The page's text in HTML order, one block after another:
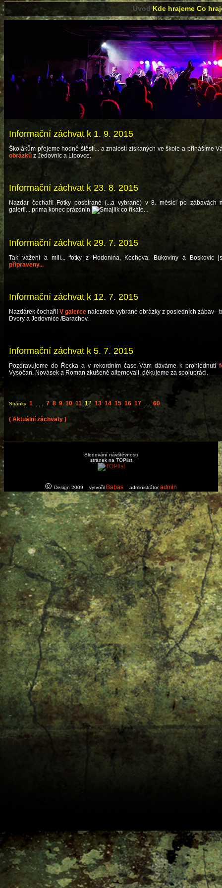
Úvod Kde hrajeme Co
Informační záchvat k 1. 9. 2015
Školákům přejeme hodně štěstí... a znalostí získaných ve škole a přinášíme
obrázků z Jedovnic a Lipovce.
Informační záchvat k 23. 8. 2015
Nazdar čochaři! Fotky posbírané (...a vybrané) v 8. měsíci po zábavách
galerii... prima konec prázdnin
co říkáte...
Informační záchvat k 29. 7. 2015
Tak vážení a milí... fotky z Hodonína, Kochova, Bukoviny a Boskovic
připraveny...
Informační záchvat k 12. 7. 2015
Nazdárek čochaři! V galerce naleznete vybrané obrázky z posledních zábav -
Dvory a Jedovnice /Barachov.
Informační záchvat k 5. 7. 2015
Pozdravujeme do Řecka a v rekordním čase Vám dáváme k prohlédnutí
Vysočan. Novásek a Roman zkušeně alternovali, děkujeme za spolupráci.
Stránky: 1 . . . 7 8 9 10 11 12 13 14 15 16 17 . . . 60
( Aktuální záchvaty )
Sledování návštěvnosti
stránek na TOPlist
© Design 2009 vytvořil Babas administrátoradmin